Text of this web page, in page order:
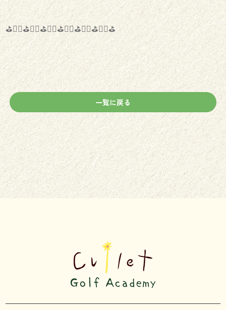
⛳️🏌️‍♂️⛳️🏌️‍♀️⛳️🏌️‍♂️⛳️🏌️‍♀️⛳️🏌️‍♂️⛳️🏌️‍♀️⛳️
一覧に戻る